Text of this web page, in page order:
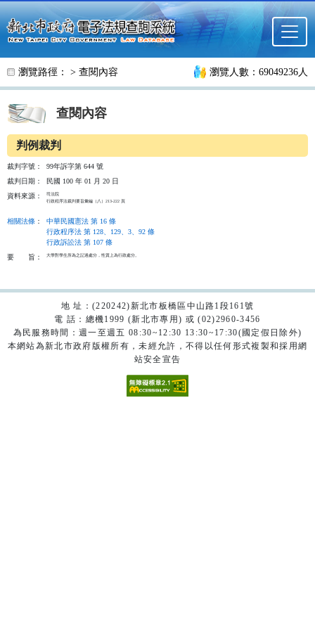
跳至主要內容
瀏覽路徑： > 查閱內容 瀏覽人數：69049236人
查閱內容
判例裁判
裁判字號：
99年訴字第 644 號
裁判日期：
民國 100 年 01 月 20 日
資料來源：
司法院
行政程序法裁判要旨彙編（八）213-222 頁
相關法條 ：
中華民國憲法 第 16 條
行政程序法 第 128、129、3、92 條
行政訴訟法 第 107 條
要
旨： 大學對學生所為之記過處分，性質上為行政處分。
地 址：(220242)新北市板橋區中山路1段161號
電 話：總機1999 (新北市專用) 或 (02)2960-3456
為民服務時間：週一至週五 08:30~12:30 13:30~17:30(國定假日除外)
本網站為新北市政府版權所有，未經允許，不得以任何形式複製和採用網
站安全宣告